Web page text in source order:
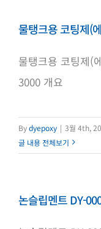
물탱크용 코팅제(
물탱크용 코팅제(
3000 개요
Bydyepoxy | 3월 4th,
글 내용 전체보기
논슬립멘트 DY-